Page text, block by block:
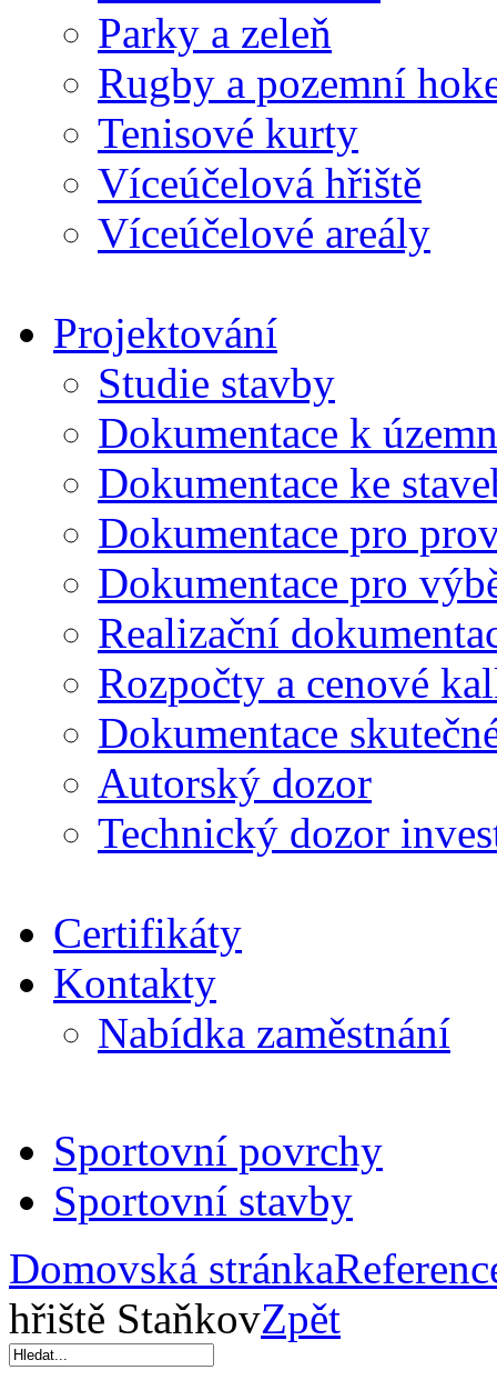
Parky a zeleň
Rugby a pozemní
Tenisové kurty
Víceúčelová hřiště
Víceúčelové areály
Projektování
Studie stavby
Dokumentace k
Dokumentace ke
Dokumentace pro
Dokumentace pro
Realizační
Rozpočty a cenové
Dokumentace
Autorský dozor
Technický dozor
Certifikáty
Kontakty
Nabídka zaměstnání
Sportovní povrchy
Sportovní stavby
Domovská stránka
hřiště StaňkovZpět